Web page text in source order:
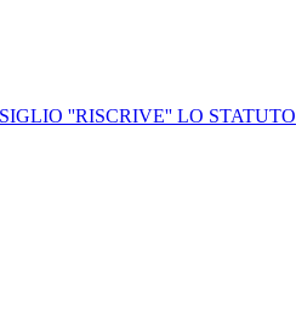
''RISCRIVE'' LO STATUTO